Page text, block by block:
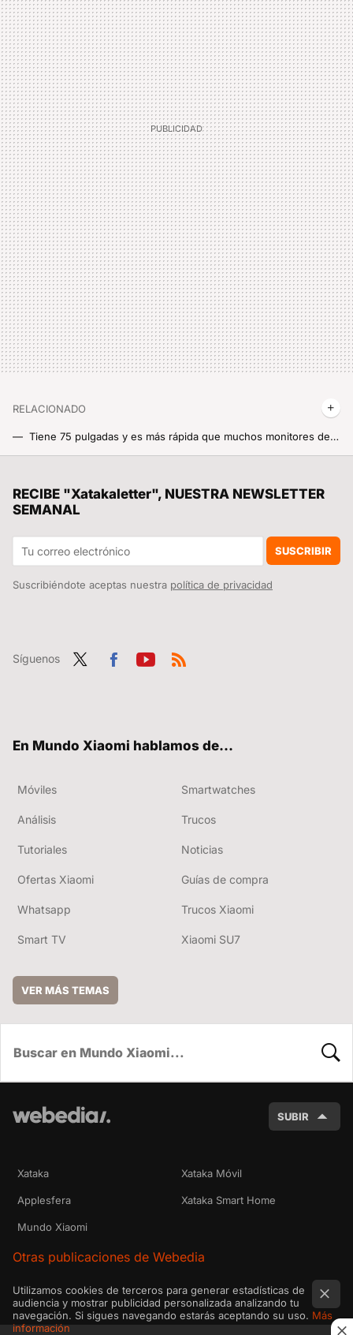
RELACIONADO
Tiene 75 pulgadas y es más rápida que muchos monitores de PC: esta Smart TV de Xiaomi es una de esas compras de las que presumir
Xiaomi se saca de la manga un Apple Watch para niños: su gran secreto está en la localización sin necesidad de tener batería
RECIBE "Xatakaletter", NUESTRA NEWSLETTER
SEMANAL
SUSCRIBIR
Suscribiéndote aceptas nuestra política de privacidad
Síguenos
En Mundo Xiaomi hablamos de...
Móviles Smartwatches
Análisis Trucos
Tutoriales Noticias
Ofertas Xiaomi Guías de compra
Whatsapp Trucos Xiaomi
Smart TV Xiaomi SU7
VER MÁS TEMAS
SUBIR
Xataka Xataka Móvil
Applesfera Xataka Smart Home
Mundo Xiaomi
Otras publicaciones de Webedia
Utilizamos cookies de terceros para generar estadísticas de
audiencia y mostrar publicidad personalizada analizando tu
navegación. Si sigues navegando estarás aceptando su uso. Más
información